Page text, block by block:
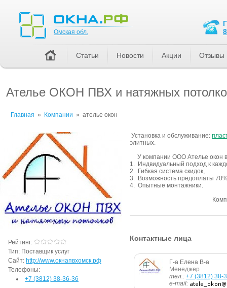
Ателье ОКОН ПВХ и натяжных
Главная » Компании » ателье окон
Установка и обслуживание:
элитных.
У компании ООО Ателье окон
1. Индвидуальный подход к
2. Гибкая система скидок,
3. Возможность предоплаты
4. Опытные монтажники.
Контактные лица
Г-а Елена В-а
Менеджер
тел.: +7 (3812) 38-
e-mail:
Рейтинг:
Тип: Поставщик услуг
Сайт: http://www.окнапвхомск.рф
Телефоны:
+7 (3812) 38-36-36
Омская обл.
Статьи Новости Акции Отзывы